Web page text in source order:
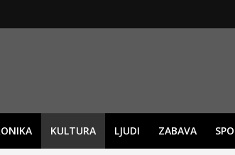
KULTURA LJUDI ZABAVA